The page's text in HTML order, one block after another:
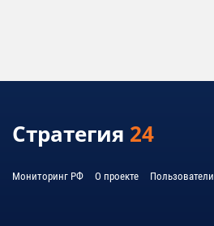
Стратегия 24
Мониторинг РФ О проекте Пользователи